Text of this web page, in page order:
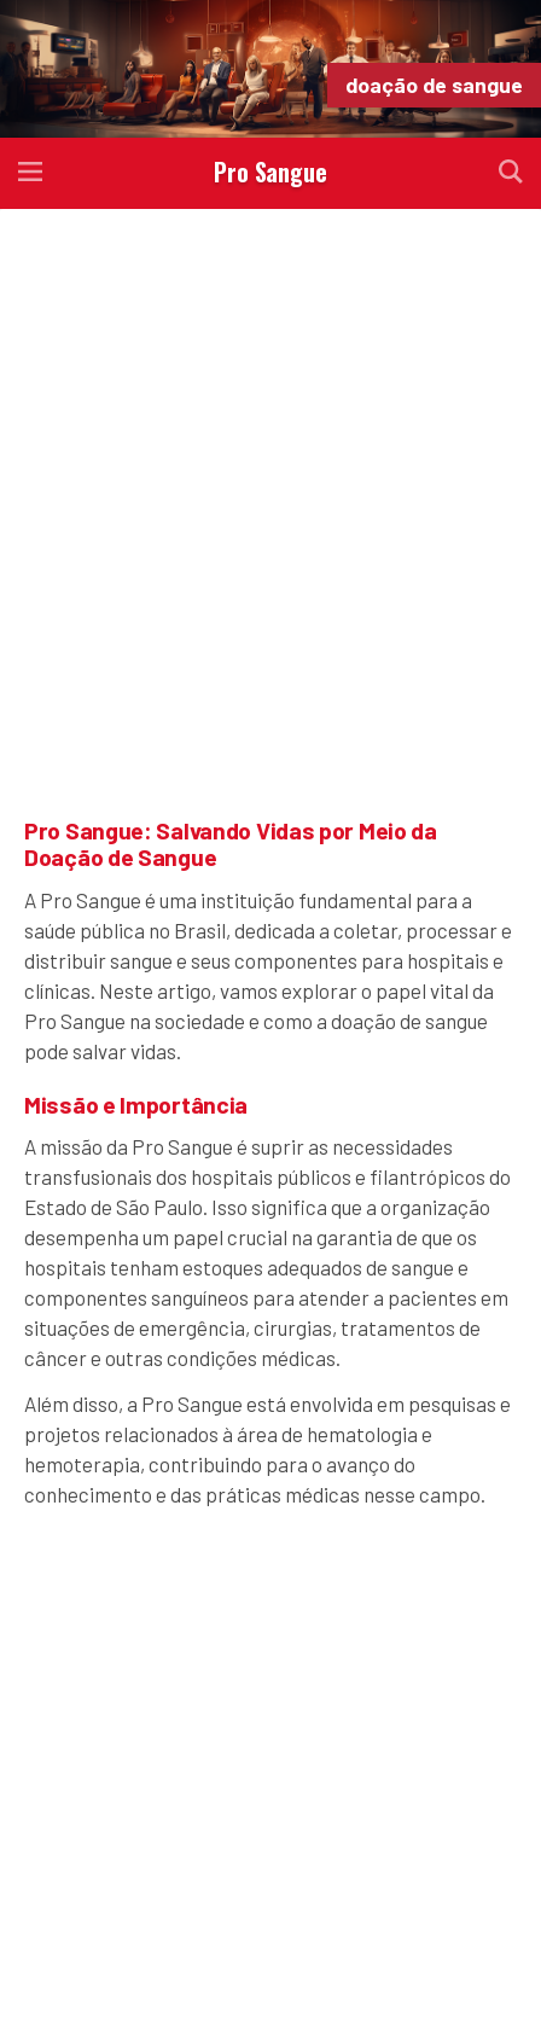
doação de sangue
Pro Sangue
Pro Sangue: Salvando Vidas por Meio da
Doação de Sangue
A Pro Sangue é uma instituição fundamental para a
saúde pública no Brasil, dedicada a coletar, processar e
distribuir sangue e seus componentes para hospitais e
clínicas. Neste artigo, vamos explorar o papel vital da
Pro Sangue na sociedade e como a doação de sangue
pode salvar vidas.
Missão e Importância
A missão da Pro Sangue é suprir as necessidades
transfusionais dos hospitais públicos e filantrópicos do
Estado de São Paulo. Isso significa que a organização
desempenha um papel crucial na garantia de que os
hospitais tenham estoques adequados de sangue e
componentes sanguíneos para atender a pacientes em
situações de emergência, cirurgias, tratamentos de
câncer e outras condições médicas.
Além disso, a Pro Sangue está envolvida em pesquisas e
projetos relacionados à área de hematologia e
hemoterapia, contribuindo para o avanço do
conhecimento e das práticas médicas nesse campo.